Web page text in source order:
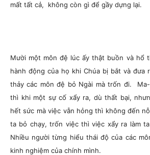
mất tất cả, không còn gì để gầy dựng lại.
Mười một môn đệ lúc ấy thật buồn và hổ
hành động của họ khi Chúa bị bắt và
thảy các môn đệ bỏ Ngài mà trốn đi.
thì khi một sự cố xẩy ra, dù thất bại,
hết sức mà việc vẫn hỏng thì không đến
ta bỏ chạy, trốn việc thì việc xẩy ra làm
Nhiều người từng hiểu thái độ của các
kinh nghiệm của chính mình.